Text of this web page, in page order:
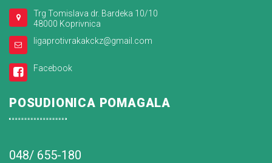
Trg Tomislava dr. Bardeka 10/10
48000 Koprivnica
ligaprotivrakakckz@gmail.com
Facebook
POSUDIONICA POMAGALA
048/ 655-180